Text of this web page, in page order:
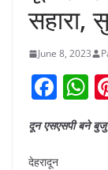
सहारा,
June 8, 2023
F
c
e
h
दून एसएसपी बने
देहरादून